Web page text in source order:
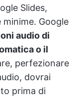
Slides,
Google
audio di
o il
perfezionare
dovrai
prima di